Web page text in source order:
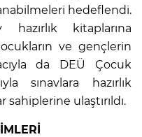
hedeflendi.
kitaplarına
ve gençlerin
da DEÜ Çocuk
sınavlara hazırlık
ulaştırıldı.